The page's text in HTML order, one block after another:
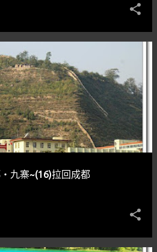
九寨~(16)拉回成都